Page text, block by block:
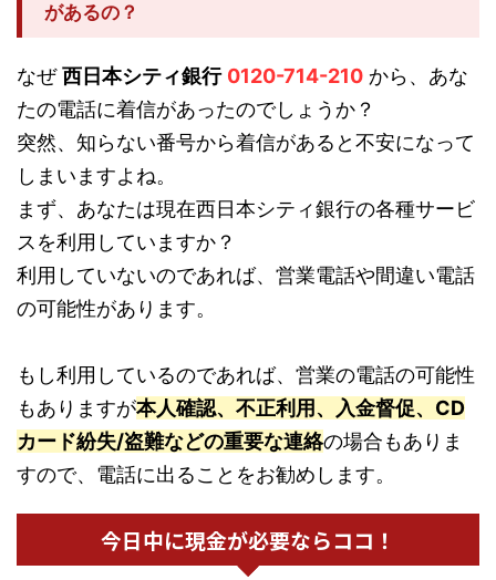
があるの？
なぜ西日本シティ銀行 0120-714-210 から、あな
たの電話に着信があったのでしょうか？
突然、知らない番号から着信があると不安になって
しまいますよね。
まず、あなたは現在西日本シティ銀行の各種サービ
スを利用していますか？
利用していないのであれば、営業電話や間違い電話
の可能性があります。
もし利用しているのであれば、営業の電話の可能性
もありますが本人確認、不正利用、入金督促、CD
カード紛失/盗難などの重要な連絡の場合もありま
すので、電話に出ることをお勧めします。
今日中に現金が必要ならココ！